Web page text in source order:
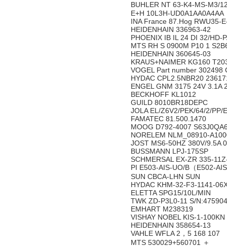
BUHLER NT 63-K4-MS-M3/
E+H 10L3H-UD0A1AA0A4AA
INA France 87.Hog RWU35-
HEIDENHAIN 336963-42
PHOENIX IB IL 24 DI 32/HD-
MTS RH S 0900M P10 1
HEIDENHAIN 360645-03
KRAUS+NAIMER KG160
VOGEL Part number
HYDAC CPL2.5NBR20
ENGEL GNM 3175 24V 3.1A
BECKHOFF KL1012
GUILD 8010BR18DEPC
JOLA EL/Z6V2/PEK/64/2/
FAMATEC 81.500.1470
MOOG D792-4007
NORELEM NLM_08910-
JOST MS6-50HZ 380V/9.5A
BUSSMANN LPJ-175SP
SCHMERSAL EX-ZR 335-
PI E503-AIS-UO/B（E502-
SUN CBCA-LHN SUN
HYDAC KHM-32-F3-1141-
ELETTA SPG15/10L/MIN
TWK ZD-P3L0-11 S/
EMHART M238319
VISHAY NOBEL KIS-1-100KN
HEIDENHAIN 358654-13
VAHLE WFLA 2，5 168 107
MTS 530029+560701 ＋